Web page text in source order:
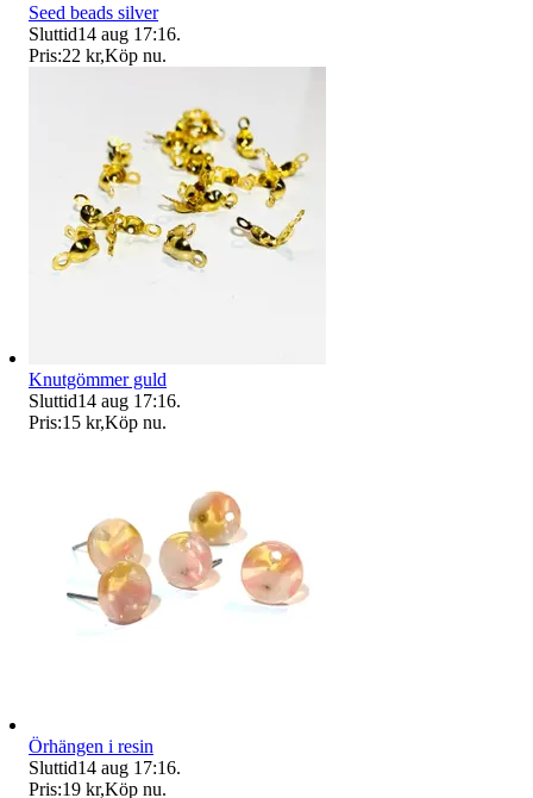
Seed beads silver
Sluttid14 aug 17:16.
Pris:22 kr,Köp nu.
Knutgömmer guld
Sluttid14 aug 17:16.
Pris:15 kr,Köp nu.
Örhängen i resin
Sluttid14 aug 17:16.
Pris:19 kr,Köp nu.